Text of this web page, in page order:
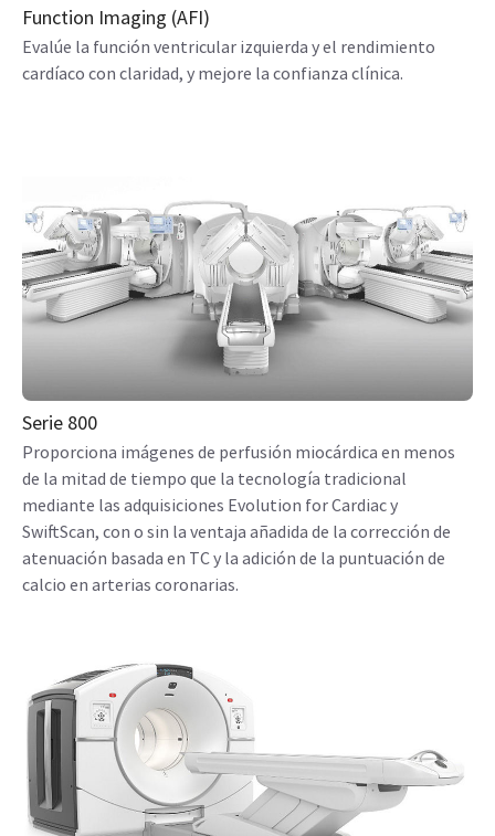
Function Imaging (AFI)
Evalúe la función ventricular izquierda y el rendimiento
cardíaco con claridad, y mejore la confianza clínica.
Serie 800
Proporciona imágenes de perfusión miocárdica en menos
de la mitad de tiempo que la tecnología tradicional
mediante las adquisiciones Evolution for Cardiac y
SwiftScan, con o sin la ventaja añadida de la corrección de
atenuación basada en TC y la adición de la puntuación de
calcio en arterias coronarias.